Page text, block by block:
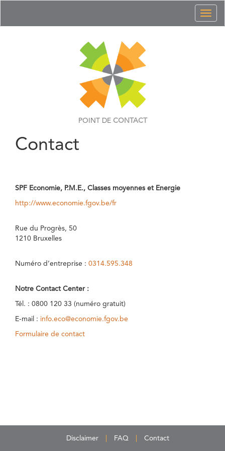
POINT DE CONTACT
Contact
SPF Economie, P.M.E., Classes moyennes et Energie
http://www.economie.fgov.be/fr
Rue du Progrès, 50
1210 Bruxelles
Numéro d’entreprise : 0314.595.348
Notre Contact Center :
Tél. : 0800 120 33 (numéro gratuit)
E-mail : info.eco@economie.fgov.be
Formulaire de contact
Disclaimer FAQ Contact